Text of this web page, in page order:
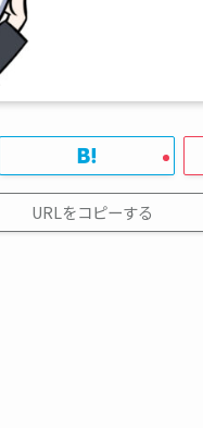
URLをコピーする